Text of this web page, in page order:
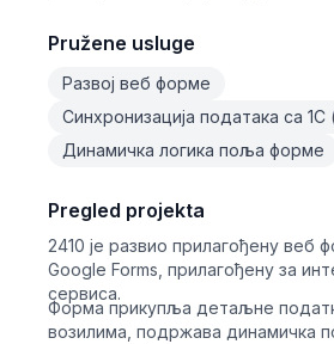
Pružene usluge
Развој веб форме
Синхронизација података са 1С
Динамичка логика поља форме
Pregled projekta
2410 је развио прилагођену веб
Google Forms, прилагођену за
сервиса.
Форма прикупља детаљне
возилима, подржава динамичка